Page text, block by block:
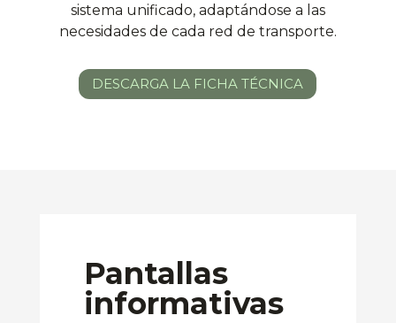
sistema unificado, adaptándose a las
necesidades de cada red de transporte.
DESCARGA LA FICHA TÉCNICA
Pantallas
informativas